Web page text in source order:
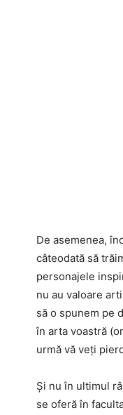
De asemenea,
câteodată să
personajele
nu au valoare
să o spunem pe
în arta voastră
urmă vă veți
Și nu în ultimul
se oferă în